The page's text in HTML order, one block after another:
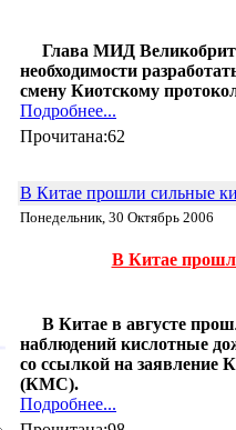
Глава МИД
необходимости
смену Киотскому
Подробнее...
Прочитана:62
В Китае прошли сильные
Понедельник, 30 Октябрь 2006
В Китае
В Китае в августе
наблюдений кислотные
со ссылкой на заявление
(КМС).
Подробнее...